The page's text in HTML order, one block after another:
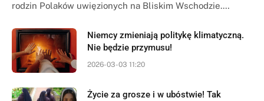
rodzin Polaków uwięzionych na Bliskim Wschodzie.…
Niemcy zmieniają politykę klimatyczną.
Nie będzie przymusu!
2026-03-03 11:20
Życie za grosze i w ubóstwie! Tak